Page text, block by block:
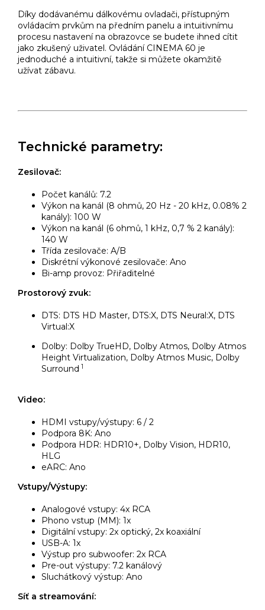
Díky dodávanému dálkovému ovladači, přístupným
ovládacím prvkům na předním panelu a intuitivnímu
procesu nastavení na obrazovce se budete ihned cítit
jako zkušený uživatel. Ovládání CINEMA 60 je
jednoduché a intuitivní, takže si můžete okamžitě
užívat zábavu.
Technické parametry:
Zesilovač:
Počet kanálů: 7.2
Výkon na kanál (8 ohmů, 20 Hz - 20 kHz, 0.08% 2
kanály): 100 W
Výkon na kanál (6 ohmů, 1 kHz, 0,7 % 2 kanály):
140 W
Třída zesilovače: A/B
Diskrétní výkonové zesilovače: Ano
Bi-amp provoz: Přiřaditelné
Prostorový zvuk:
DTS: DTS HD Master, DTS:X, DTS Neural:X, DTS
Virtual:X
Dolby: Dolby TrueHD, Dolby Atmos, Dolby Atmos
Height Virtualization, Dolby Atmos Music, Dolby
Surround 1
Video:
HDMI vstupy/výstupy: 6 / 2
Podpora 8K: Ano
Podpora HDR: HDR10+, Dolby Vision, HDR10,
HLG
eARC: Ano
Vstupy/Výstupy:
Analogové vstupy: 4x RCA
Phono vstup (MM): 1x
Digitální vstupy: 2x optický, 2x koaxiální
USB-A: 1x
Výstup pro subwoofer: 2x RCA
Pre-out výstupy: 7.2 kanálový
Sluchátkový výstup: Ano
Síť a streamování: